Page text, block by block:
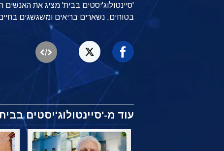
'סיינטולוג'יסטים בבית' מציג את
בטוחים, נשארים בריאים ומשגשגים
עוד מ-'סיינטולוג'יסטים